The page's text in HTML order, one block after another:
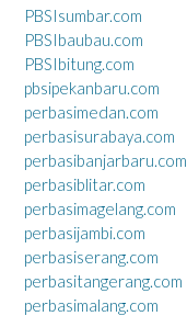
PBSIsumbar.com
PBSIbaubau.com
PBSIbitung.com
pbsipekanbaru.com
perbasimedan.com
perbasisurabaya.com
perbasibanjarbaru.com
perbasiblitar.com
perbasimagelang.com
perbasijambi.com
perbasiserang.com
perbasitangerang.com
perbasimalang.com